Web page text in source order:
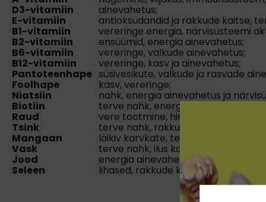
D3-vitamiin ainevahetus;
E-vitamiin antioksüdandid ja rakkude kaitse,
B1-vitamiin vereringe energia, närvisüsteemi
B2-vitamiin ensüümid, energia ainevahetus;
B6-vitamiin vereringe, valkude ainevahetus;
B12-vitamiin vereringe, kasv ja ainevahetus;
Pantoteenhape süsivesikute, valkude ja rasvade
Foolhape kasv, vereringe;
Niatsiin nahk, energia ainevahetus ja
Biotiin terve nahk, energia ainevahetus;
Raud vere tootmine, hingamine, ensüümid;
Tsink terve nahk, rakkude kaitse;
Mangaan läikiv karvkate, terved luud, rakkude
Vask terve nahk, ilus karvkate, rakkude
Jood energia ainevahetus;
Seleen lihased, rakkude kaitse, viljakus.